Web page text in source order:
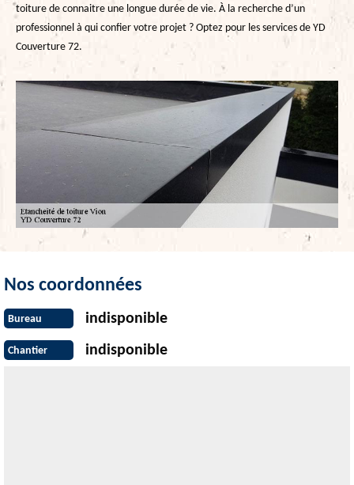
toiture de connaitre une longue durée de vie. À la recherche d’un
professionnel à qui confier votre projet ? Optez pour les services de YD
Couverture 72.
Nos coordonnées
Bureau indisponible
Chantier indisponible